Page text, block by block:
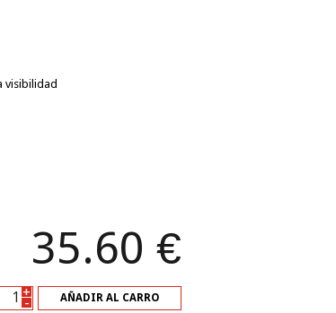
visibilidad
35.60 €
AÑADIR AL CARRO
+
-